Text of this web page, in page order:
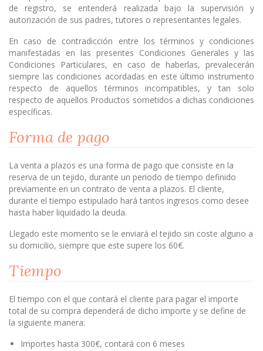
de registro, se entenderá realizada bajo la supervisión y
autorización de sus padres, tutores o representantes legales.
En caso de contradicción entre los términos y condiciones
manifestadas en las presentes Condiciones Generales y las
Condiciones Particulares, en caso de haberlas, prevalecerán
siempre las condiciones acordadas en este último instrumento
respecto de aquellos términos incompatibles, y tan solo
respecto de aquellos Productos sometidos a dichas condiciones
específicas.
Forma de pago
La venta a plazos es una forma de pago que consiste en la
reserva de un tejido, durante un periodo de tiempo definido
previamente en un contrato de venta a plazos. El cliente,
durante el tiempo estipulado hará tantos ingresos como desee
hasta haber liquidado la deuda.
Llegado este momento se le enviará el tejido sin coste alguno a
su domicilio, siempre que este supere los 60€.
Tiempo
El tiempo con el que contará el cliente para pagar el importe
total de su compra dependerá de dicho importe y se define de
la siguiente manera:
Importes hasta 300€, contará con 6 meses